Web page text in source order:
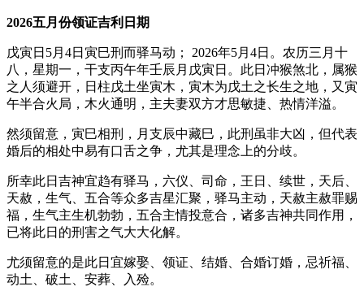
2026五月份领证吉利日期
戊寅日5月4日寅巳刑而驿马动； 2026年5月4日。农历三月十
八，星期一，干支丙午年壬辰月戊寅日。此日冲猴煞北，属猴
之人须避开，日柱戊土坐寅木，寅木为戊土之长生之地，又寅
午半合火局，木火通明，主夫妻双方才思敏捷、热情洋溢。
然须留意，寅巳相刑，月支辰中藏巳，此刑虽非大凶，但代表
婚后的相处中易有口舌之争，尤其是理念上的分歧。
所幸此日吉神宜趋有驿马，六仪、司命，王日、续世，天后、
天赦，生气、五合等众多吉星汇聚，驿马主动，天赦主赦罪赐
福，生气主生机勃勃，五合主情投意合，诸多吉神共同作用，
已将此日的刑害之气大大化解。
尤须留意的是此日宜嫁娶、领证、结婚、合婚订婚，忌祈福、
动土、破土、安葬、入殓。